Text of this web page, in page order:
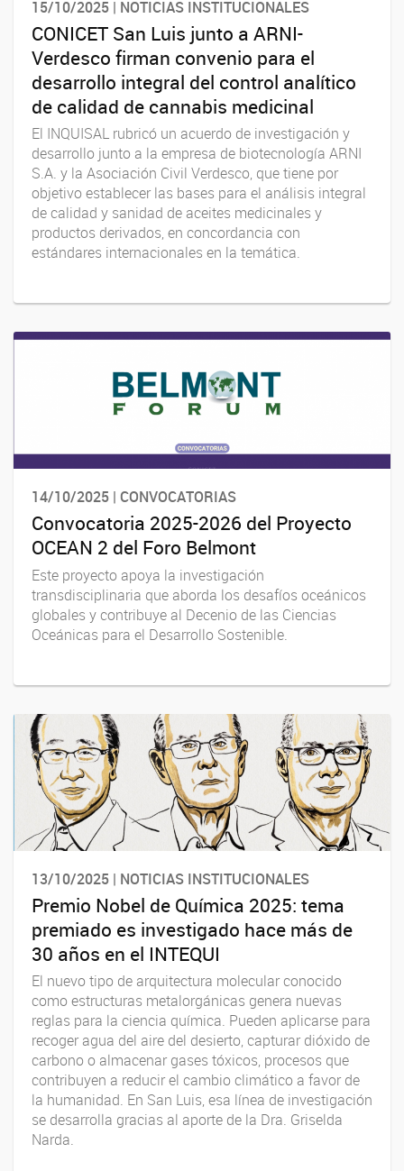
15/10/2025 | NOTICIAS INSTITUCIONALES
CONICET San Luis junto a ARNI-
Verdesco firman convenio para el
desarrollo integral del control analítico
de calidad de cannabis medicinal
El INQUISAL rubricó un acuerdo de investigación y
desarrollo junto a la empresa de biotecnología ARNI
S.A. y la Asociación Civil Verdesco, que tiene por
objetivo establecer las bases para el análisis integral
de calidad y sanidad de aceites medicinales y
productos derivados, en concordancia con
estándares internacionales en la temática.
14/10/2025 | CONVOCATORIAS
Convocatoria 2025-2026 del Proyecto
OCEAN 2 del Foro Belmont
Este proyecto apoya la investigación
transdisciplinaria que aborda los desafíos oceánicos
globales y contribuye al Decenio de las Ciencias
Oceánicas para el Desarrollo Sostenible.
13/10/2025 | NOTICIAS INSTITUCIONALES
Premio Nobel de Química 2025: tema
premiado es investigado hace más de
30 años en el INTEQUI
El nuevo tipo de arquitectura molecular conocido
como estructuras metalorgánicas genera nuevas
reglas para la ciencia química. Pueden aplicarse para
recoger agua del aire del desierto, capturar dióxido de
carbono o almacenar gases tóxicos, procesos que
contribuyen a reducir el cambio climático a favor de
la humanidad. En San Luis, esa línea de investigación
se desarrolla gracias al aporte de la Dra. Griselda
Narda.